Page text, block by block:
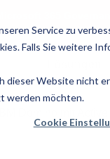
Service zu
Falls Sie weitere
Website nicht
werden möchten.
Cookie
Domino mit